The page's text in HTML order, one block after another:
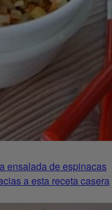
ensalada de espinacas
a esta receta casera